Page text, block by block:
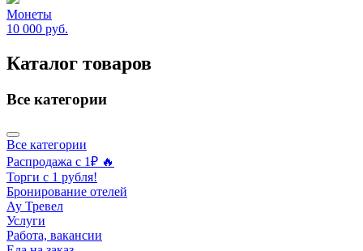
Монеты
10 000 руб.
Каталог товаров
Все категории
Все категории
Распродажа с 1₽ 🔥
Торги с 1 рубля!
Бронирование отелей
Ау Тревел
Услуги
Работа, вакансии